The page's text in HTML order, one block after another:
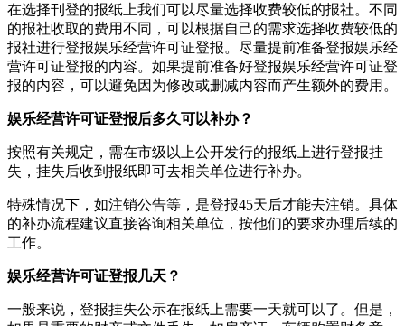
在选择刊登的报纸上我们可以尽量选择收费较低的报社。不同
的报社收取的费用不同，可以根据自己的需求选择收费较低的
报社进行登报娱乐经营许可证登报。尽量提前准备登报娱乐经
营许可证登报的内容。如果提前准备好登报娱乐经营许可证登
报的内容，可以避免因为修改或删减内容而产生额外的费用。
娱乐经营许可证登报后多久可以补办？
按照有关规定，需在市级以上公开发行的报纸上进行登报挂
失，挂失后收到报纸即可去相关单位进行补办。
特殊情况下，如注销公告等，是登报45天后才能去注销。具体
的补办流程建议直接咨询相关单位，按他们的要求办理后续的
工作。
娱乐经营许可证登报几天？
一般来说，登报挂失公示在报纸上需要一天就可以了。但是，